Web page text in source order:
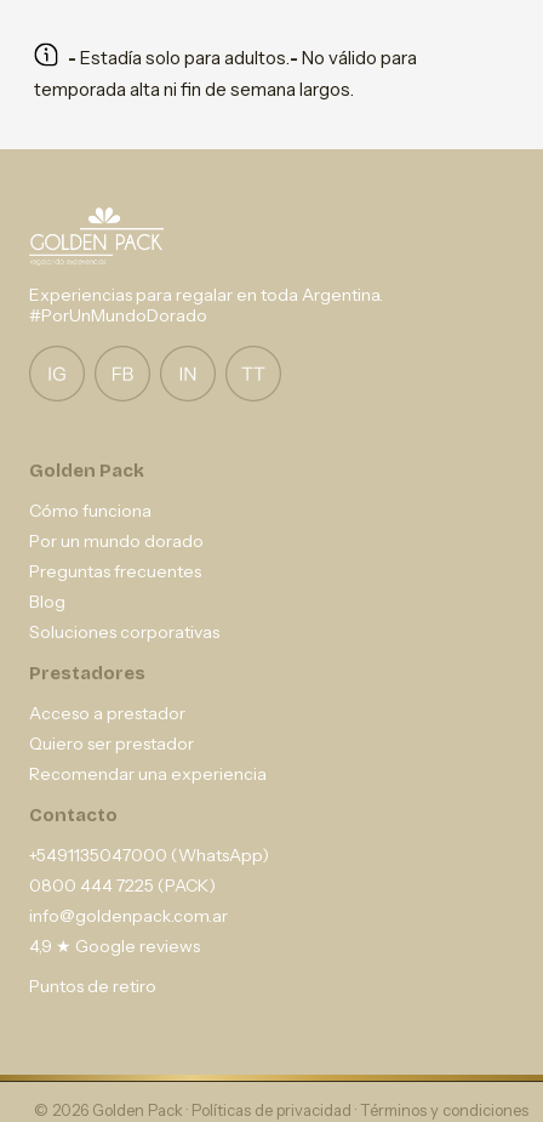
- Estadía solo para adultos.- No válido para
temporada alta ni fin de semana largos.
Experiencias para regalar en toda Argentina.
#PorUnMundoDorado
Golden Pack
Cómo funciona
Por un mundo dorado
Preguntas frecuentes
Blog
Soluciones corporativas
Prestadores
Acceso a prestador
Quiero ser prestador
Recomendar una experiencia
Contacto
+5491135047000 (WhatsApp)
0800 444 7225 (PACK)
info@goldenpack.com.ar
4,9 ★ Google reviews
Puntos de retiro
© 2026 Golden Pack · Políticas de privacidad · Términos y condiciones